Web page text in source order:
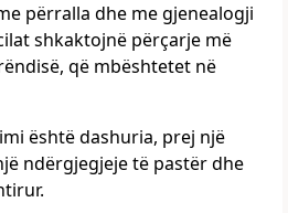
përralla dhe me gjenealogji
shkaktojnë përçarje më
që mbështetet në
është dashuria, prej një
ndërgjegjeje të pastër dhe